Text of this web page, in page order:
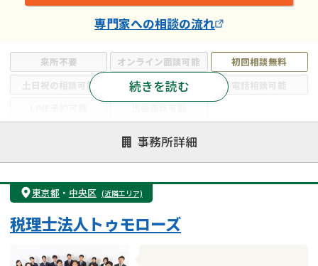
来所不要 オンライン面談可能
初回相談無料
土日祝の相談可能
19時以降電話可能
電話相談可能
遺言書作成・遺言執行
相続放棄
相続登記
遺産分割
遺留分侵害額請求
相続税申告
相続手続き
銀行手続き
成年後見・任意後見
贈与税
相続人調査
続きを読む
専門家への相談の流れ
事務所詳細
東京都 ・ 中央区 (近隣エリア)
税理士法人トゥモローズ